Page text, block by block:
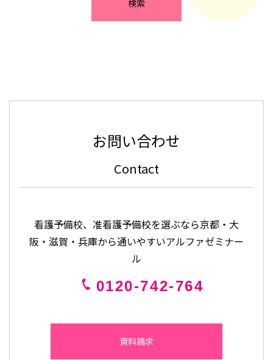
お問い合わせ
Contact
看護予備校、准看護予備校を選ぶなら京都・大
阪・滋賀・兵庫から通いやすいアルファゼミナー
ル
0120-742-764
資料請求